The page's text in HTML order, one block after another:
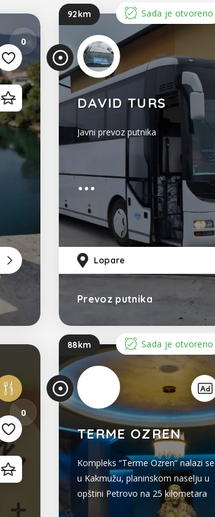
0
od Sarajevo
92km Sada je otvoreno
DAVID TURS
Javni prevoz putnika
Lopare
Prevoz putnika
Bosna i Hercegovina
0
88km Sada je otvoreno
TERME OZREN
Kompleks “Terme Ozren” nalazi se
u Kakmužu, planinskom naselju u
opštini Petrovo na 25 kilometara
udaljenosti od grada Doboja. Na